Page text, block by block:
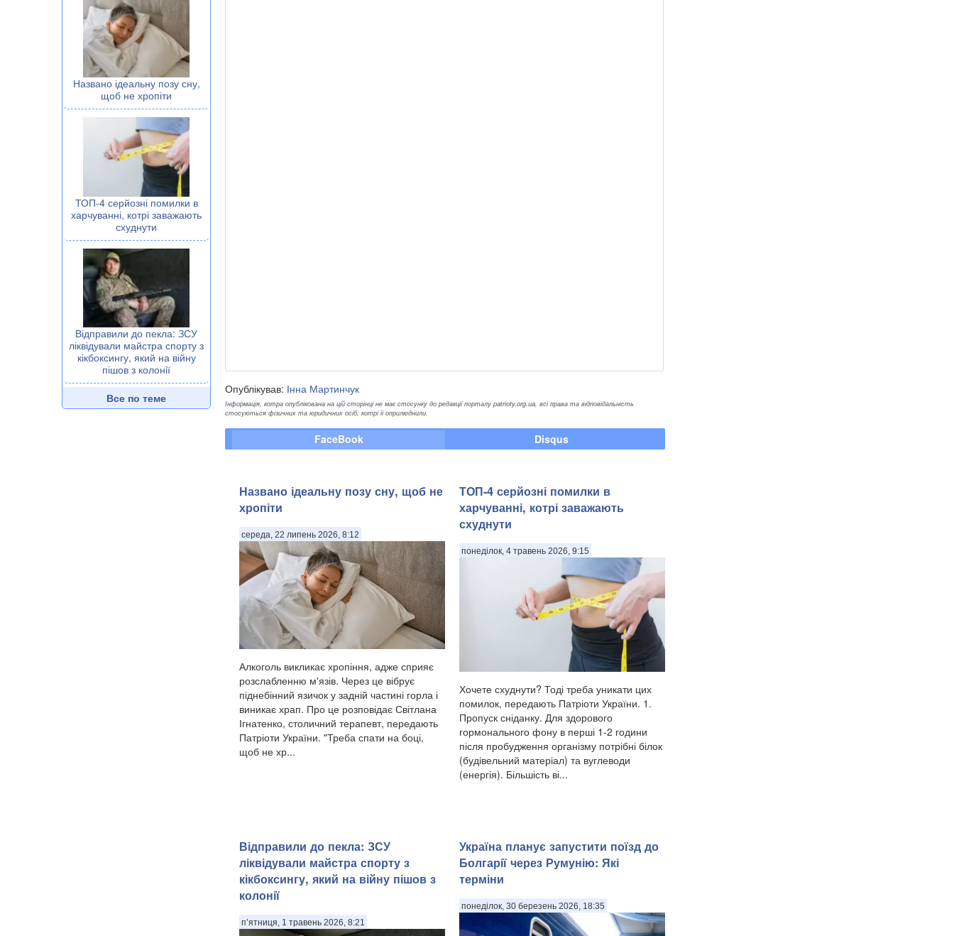
Названо ідеальну позу сну,
щоб не хропіти
ТОП-4 серйозні помилки в
харчуванні, котрі заважають
схуднути
Відправили до пекла: ЗСУ
ліквідували майстра спорту з
кікбоксингу, який на війну
пішов з колонії
Все по теме
Опублікував: Інна Мартинчук
Інформація, котра опублікована на цій сторінці не має стосунку до редакції порталу patrioty.org.ua, всі права та відповідальність
стосуються фізичних та юридичних осіб, котрі її оприлюднили.
FaceBook Disqus
Названо ідеальну позу сну, щоб не
хропіти
середа, 22 липень 2026, 8:12
Алкоголь викликає хропіння, адже сприяє
розслабленню м'язів. Через це вібрує
піднебінний язичок у задній частині горла і
виникає храп. Про це розповідає Світлана
Ігнатенко, столичний терапевт, передають
Патріоти України. "Треба спати на боці,
щоб не хр...
ТОП-4 серйозні помилки в
харчуванні, котрі заважають
схуднути
понеділок, 4 травень 2026, 9:15
Хочете схуднути? Тоді треба уникати цих
помилок, передають Патріоти України. 1.
Пропуск сніданку. Для здорового
гормонального фону в перші 1-2 години
після пробудження організму потрібні білок
(будівельний матеріал) та вуглеводи
(енергія). Більшість ві...
Відправили до пекла: ЗСУ
ліквідували майстра спорту з
кікбоксингу, який на війну пішов з
колонії
п’ятниця, 1 травень 2026, 8:21
Україна планує запустити поїзд до
Болгарії через Румунію: Які
терміни
понеділок, 30 березень 2026, 18:35